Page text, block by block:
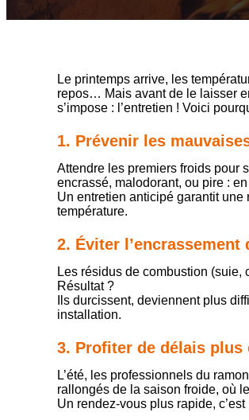
Le printemps arrive, les
repos… Mais avant de le laisser
s’impose : l’entretien ! Voici
1. Prévenir les
Attendre les premiers froids pour
encrassé, malodorant, ou pire :
Un entretien anticipé garantit
température.
2. Éviter l’encrassement
Les résidus de combustion (suie,
Résultat ?
Ils durcissent, deviennent plus
installation.
3. Profiter de délais plus
L’été, les professionnels du
rallongés de la saison froide, où
Un rendez-vous plus rapide,